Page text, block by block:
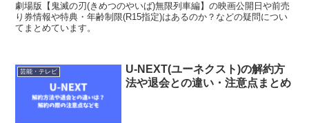
劇場版【鬼滅の刃(きめつのやいば)無限列車編】の映画公開日や前売
り券情報や特典・年齢制限(R15指定)はあるのか？などの疑問につい
てまとめています。
芸能・テレビ
U-NEXT(ユーネクスト)の解約方
法や退会との違い・注意点まとめ